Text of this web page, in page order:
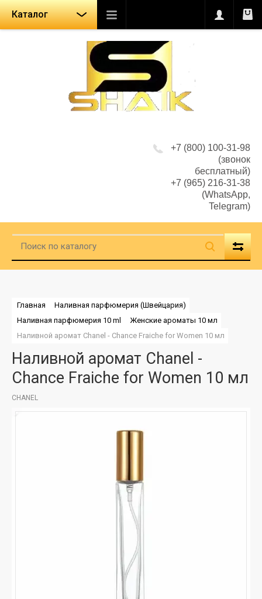
Каталог
+7 (800) 100-31-98
(звонок
бесплатный)
+7 (965) 216-31-38
(WhatsApp,
Telegram)
Главная
Наливная парфюмерия (Швейцария)
Наливная парфюмерия 10 ml
Женские ароматы 10 мл
Наливной аромат Chanel - Chаnce Fraiche for Women 10 мл
Наливной аромат Chanel -
Chаnce Fraiche for Women 10 мл
CHANEL